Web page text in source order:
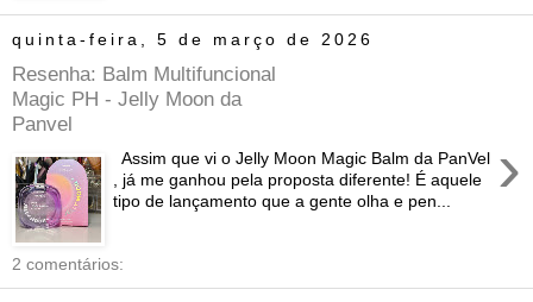
quinta-feira, 5 de março de 2026
Resenha: Balm Multifuncional
Magic PH - Jelly Moon da
Panvel
›
Assim que vi o Jelly Moon Magic Balm da PanVel
, já me ganhou pela proposta diferente! É aquele
tipo de lançamento que a gente olha e pen...
2 comentários: